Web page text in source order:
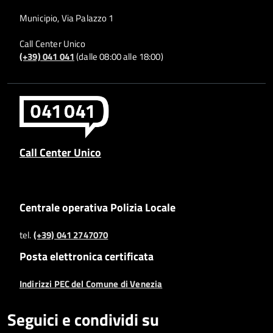
Municipio, Via Palazzo 1
Call Center Unico
(+39) 041 041(dalle 08:00 alle 18:00)
Call Center Unico
Centrale operativa Polizia Locale
tel.(+39) 041 2747070
Posta elettronica certificata
Indirizzi PEC del Comune di Venezia
Seguici e condividi su